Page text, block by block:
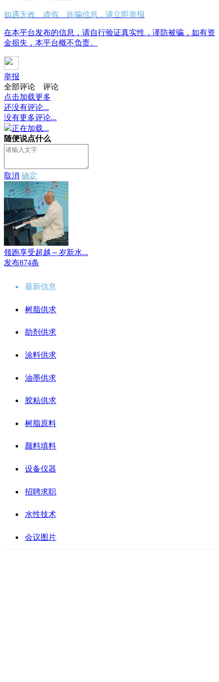
如遇无效、虚假、诈骗信息，请立即举报
在本平台发布的信息，请自行验证真实性，谨防被骗，如有资
金损失，本平台概不负责。
举报
全部评论
评论
点击加载更多
还没有评论...
没有更多评论...
正在加载...
随便说点什么
取消 确定
领跑享受超越～岁新水...
发布874条
最新信息
树脂供求
助剂供求
涂料供求
油墨供求
胶粘供求
树脂原料
颜料填料
设备仪器
招聘求职
水性技术
会议图片